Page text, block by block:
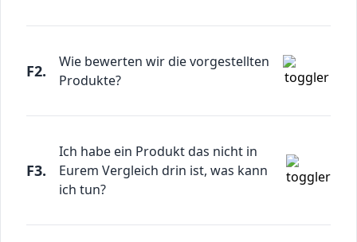
F2.
Wie bewerten wir die vorgestellten
Produkte?
F3.
Ich habe ein Produkt das nicht in
Eurem Vergleich drin ist, was kann
ich tun?